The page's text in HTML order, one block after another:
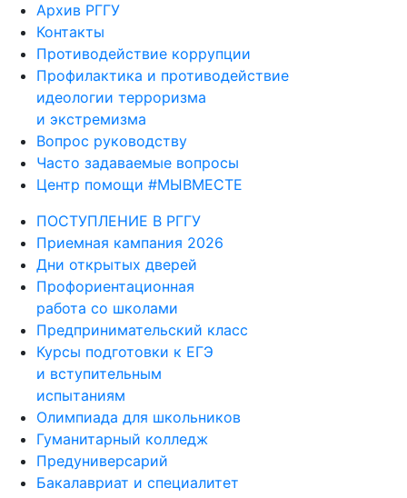
Контакты
Противодействие коррупции
Профилактика и противодействие
идеологии терроризма
и экстремизма
Вопрос руководству
Часто задаваемые вопросы
Центр помощи #МЫВМЕСТЕ
ПОСТУПЛЕНИЕ В РГГУ
Приемная кампания 2026
Дни открытых дверей
Профориентационная
работа со школами
Предпринимательский класс
Курсы подготовки к ЕГЭ
и вступительным
испытаниям
Олимпиада для школьников
Гуманитарный колледж
Предуниверсарий
Бакалавриат и специалитет
Магистратура